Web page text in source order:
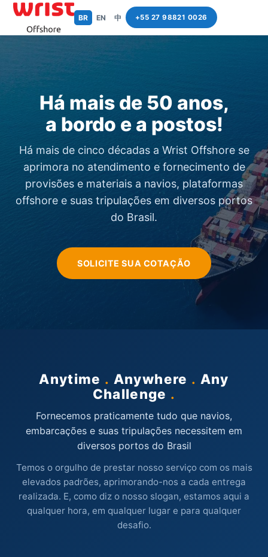
BR EN 中 +55 27 98821 0026
Há mais de 50 anos,
a bordo e a postos!
Há mais de cinco décadas a Wrist Offshore se
aprimora no atendimento e fornecimento de
provisões e materiais a navios, plataformas
offshore e suas tripulações em diversos portos
do Brasil.
SOLICITE SUA COTAÇÃO
Anytime . Anywhere . Any
Challenge .
Fornecemos praticamente tudo que navios,
embarcações e suas tripulações necessitem em
diversos portos do Brasil
Temos o orgulho de prestar nosso serviço com os mais
elevados padrões, aprimorando-nos a cada entrega
realizada. E, como diz o nosso slogan, estamos aqui a
qualquer hora, em qualquer lugar e para qualquer
desafio.